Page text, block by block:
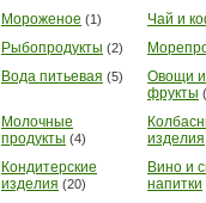
Мороженое (1) Чай и
Рыбопродукты (2)
Вода питьевая (5)
Овощи и
фрукты
Молочные
продукты (4)
изделия
Кондитерские
изделия (20)
Вино и
напитки